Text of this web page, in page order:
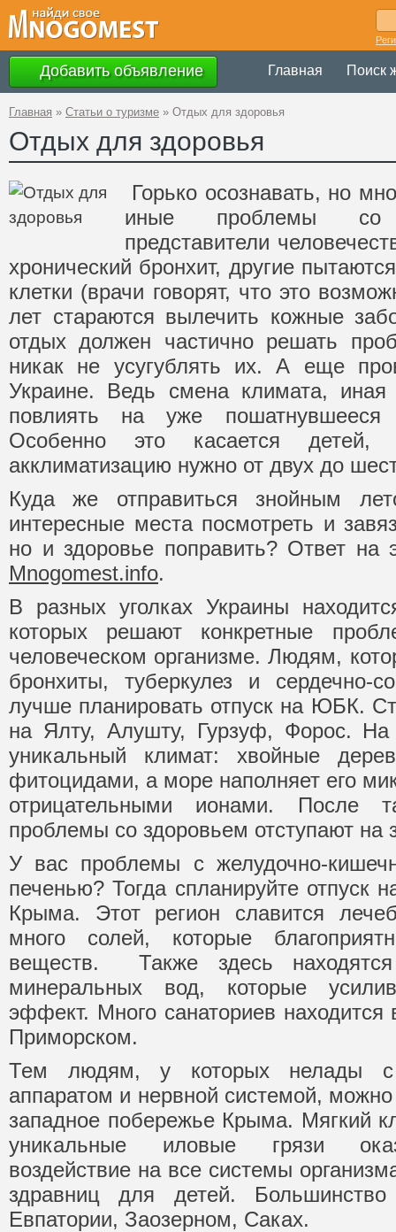
Добавить объявление Главная Поиск
Главная » Статьи о туризме » Отдых для здоровья
Отдых для здоровья
Горько осознавать, но
иные проблемы со
представители
хронический бронхит, другие
клетки (врачи говорят, что это
лет стараются вылечить кожные
отдых должен частично решать
никак не усугублять их. А еще
Украине. Ведь смена климата, иная
повлиять на уже пошатнувшееся
Особенно это касается
акклиматизацию нужно от двух до
Куда же отправиться знойным
интересные места посмотреть и
но и здоровье поправить? Ответ на
Mnogomest.info.
В разных уголках Украины
которых решают конкретные
человеческом организме. Людям,
бронхиты, туберкулез и сердечно-
лучше планировать отпуск на ЮБК.
на Ялту, Алушту, Гурзуф, Форос.
уникальный климат: хвойные
фитоцидами, а море наполняет его
отрицательными ионами. После
проблемы со здоровьем отступают на
У вас проблемы с желудочно-
печенью? Тогда спланируйте отпуск
Крыма. Этот регион славится
много солей, которые
веществ. Также здесь находятся
минеральных вод, которые
эффект. Много санаториев находится
Приморском.
Тем людям, у которых нелады с
аппаратом и нервной системой,
западное побережье Крыма. Мягкий
уникальные иловые грязи
воздействие на все системы
здравниц для детей.
Евпатории, Заозерном, Саках.